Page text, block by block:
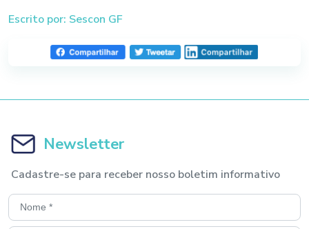
Escrito por: Sescon GF
Newsletter
Cadastre-se para receber nosso boletim informativo